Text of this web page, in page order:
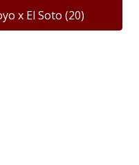
x El Soto (20)